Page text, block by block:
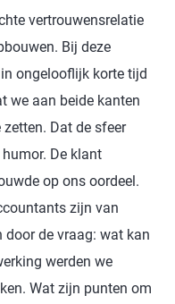
vertrouwensrelatie
Bij deze
ongelooflijk korte tijd
we aan beide kanten
Dat de sfeer
De klant
op ons oordeel.
zijn van
door de vraag: wat kan
werden we
Wat zijn punten om